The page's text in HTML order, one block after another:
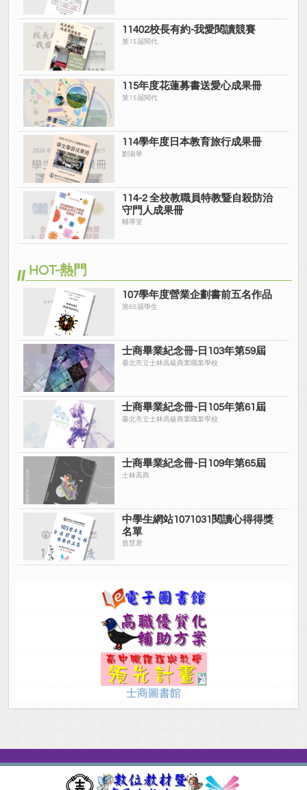
11402校長有約-我愛閱讀競賽
第15屆閱代
115年度花蓮募書送愛心成果冊
第15屆閱代
114學年度日本教育旅行成果冊
劉淑華
114-2 全校教職員特教暨自殺防治
守門人成果冊
輔導室
HOT-熱門
107學年度營業企劃書前五名作品
第65屆學生
士商畢業紀念冊-日103年第59屆
臺北市立士林高級商業職業學校
士商畢業紀念冊-日105年第61屆
臺北市立士林高級商業職業學校
士商畢業紀念冊-日109年第65屆
士林高商
中學生網站1071031閱讀心得得獎
名單
曾慧君
士商圖書館